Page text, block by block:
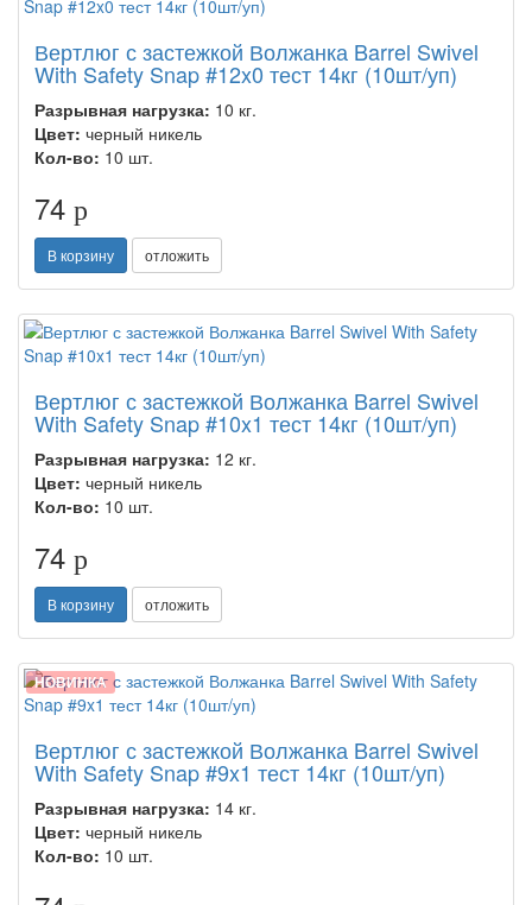
Вертлюг с застежкой Волжанка Barrel Swivel
With Safety Snap #12x0 тест 14кг (10шт/уп)
Разрывная нагрузка: 10 кг.
Цвет: черный никель
Кол-во: 10 шт.
74 p
В корзину отложить
Вертлюг с застежкой Волжанка Barrel Swivel
With Safety Snap #10x1 тест 14кг (10шт/уп)
Разрывная нагрузка: 12 кг.
Цвет: черный никель
Кол-во: 10 шт.
74 p
В корзину отложить
НОВИНКА
Вертлюг с застежкой Волжанка Barrel Swivel
With Safety Snap #9x1 тест 14кг (10шт/уп)
Разрывная нагрузка: 14 кг.
Цвет: черный никель
Кол-во: 10 шт.